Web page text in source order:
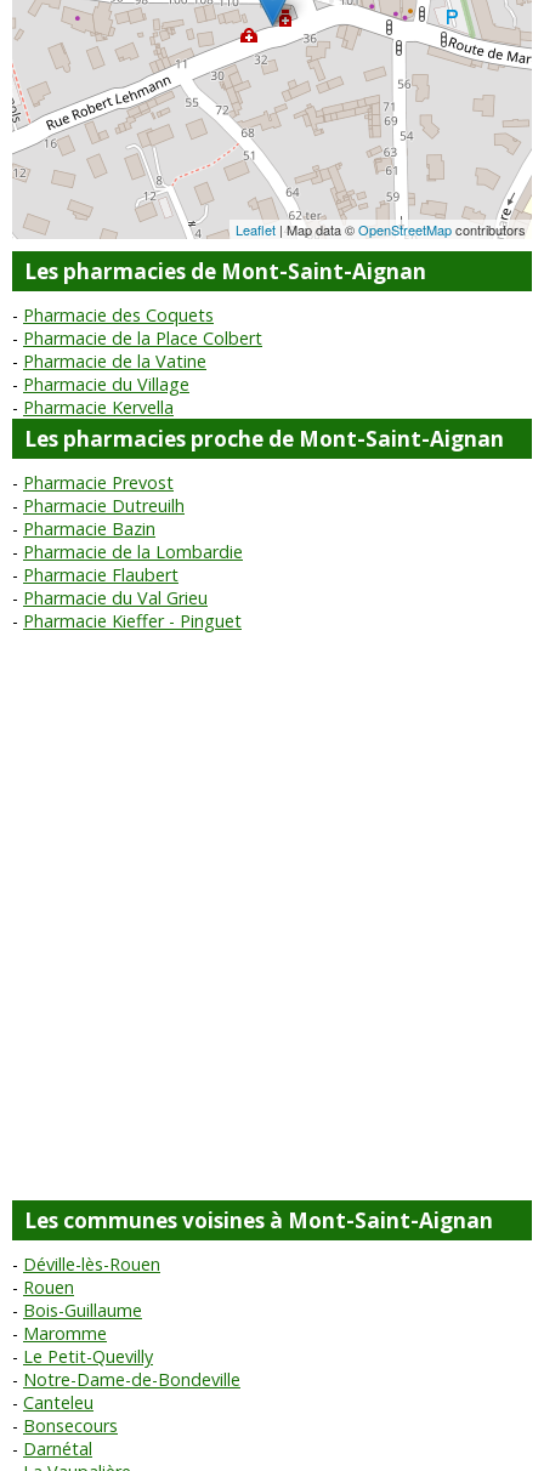
Leaflet | Map data ©OpenStreetMapcontributors
Les pharmacies de Mont-Saint-Aignan
Pharmacie des Coquets
Pharmacie de la Place Colbert
Pharmacie de la Vatine
Pharmacie du Village
Pharmacie Kervella
Les pharmacies proche de Mont-Saint-Aignan
Pharmacie Prevost
Pharmacie Dutreuilh
Pharmacie Bazin
Pharmacie de la Lombardie
Pharmacie Flaubert
Pharmacie du Val Grieu
Pharmacie Kieffer - Pinguet
Les communes voisines à Mont-Saint-Aignan
Déville-lès-Rouen
Rouen
Bois-Guillaume
Maromme
Le Petit-Quevilly
Notre-Dame-de-Bondeville
Canteleu
Bonsecours
Darnétal